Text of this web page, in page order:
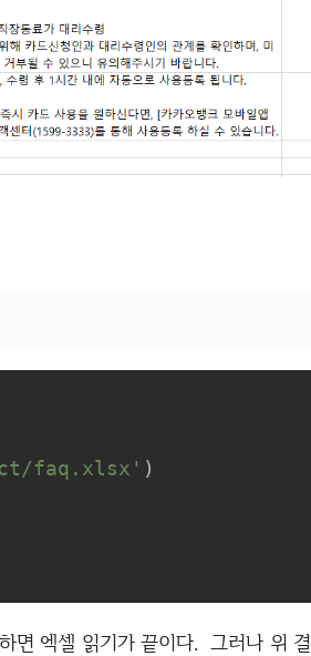
faq.xlsx' )
면 엑셀 읽기가 끝이다. 그러나 위 결